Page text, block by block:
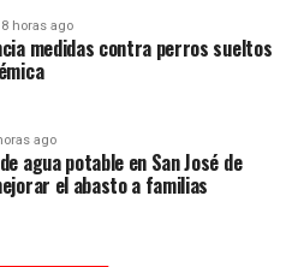
8 horas ago
medidas contra perros sueltos
ago
agua potable en San José de
el abasto a familias